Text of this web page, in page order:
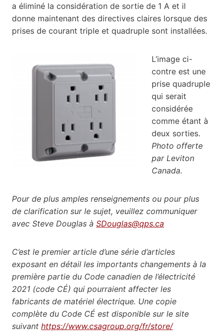
a éliminé la considération de sortie de 1 A et il
donne maintenant des directives claires lorsque des
prises de courant triple et quadruple sont installées.
L’image ci-
contre est une
prise quadruple
qui serait
considérée
comme étant à
deux sorties.
Photo offerte
par Leviton
Canada.
Pour de plus amples renseignements ou pour plus
de clarification sur le sujet, veuillez communiquer
avec Steve Douglas à SDouglas@qps.ca
C’est le premier article d’une série d’articles
exposant en détail les importants changements à la
première partie du Code canadien de l’électricité
2021 (code CÉ) qui pourraient affecter les
fabricants de matériel électrique. Une copie
complète du Code CÉ est disponible sur le site
suivant https://www.csagroup.org/fr/store/